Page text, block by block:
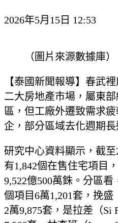
2026年5月15日 12:53
（圖片來源數據庫）
【泰國新聞報導】春武
二大房地產市場，屬東
區，但工廠外遷致需求
企，部分區域去化週期長
研究中心資料顯示，截
有1,842個在售住宅項目
9,522億500萬銖。分區看
個項目6萬1,201套，挽盛
2萬9,875套，是拉差（Si